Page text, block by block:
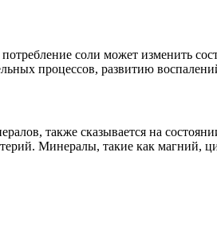
соли может изменить
процессов, развитию
также сказывается на
Минералы, такие как магний,